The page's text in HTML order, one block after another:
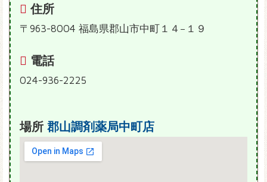
住所
〒963-8004 福島県郡山市中町１４−１９
電話
024-936-2225
場所 郡山調剤薬局中町店